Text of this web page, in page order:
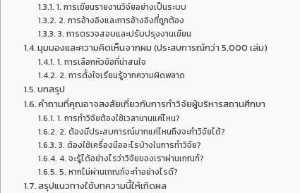
1. การเขียนรายงานวิจัยอย่างเป็นระบบ
2. การอ้างอิงและการอ้างอิงที่ถูกต้อง
3. การตรวจสอบและปรับปรุงงานเขียน
มุมมองและความคิดเห็นจากผม (ประสบการณ์กว่า 5,000 เล่ม)
1. การเลือกหัวข้อที่น่าสนใจ
2. การตั้งใจเรียนรู้จากความผิดพลาด
บทสรุป
คำถามที่คุณอาจสงสัยเกี่ยวกับการทำวิจัยผู้บริหารสถานศึกษา
1. การทำวิจัยต้องใช้เวลานานแค่ไหน?
2. ต้องมีประสบการณ์มากแค่ไหนถึงจะทำวิจัยได้?
3. ต้องใช้เครื่องมืออะไรบ้างในการทำวิจัย?
4. จะรู้ได้อย่างไรว่าวิจัยของเราผ่านเกณฑ์?
5. หากไม่ผ่านเกณฑ์จะทำอย่างไรดี?
สรุปแนวทางใช้บทความนี้ให้เกิดผล